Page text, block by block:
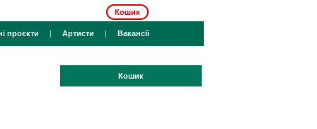
Кошик
проєкти | Артисти | Вакансії
Кошик